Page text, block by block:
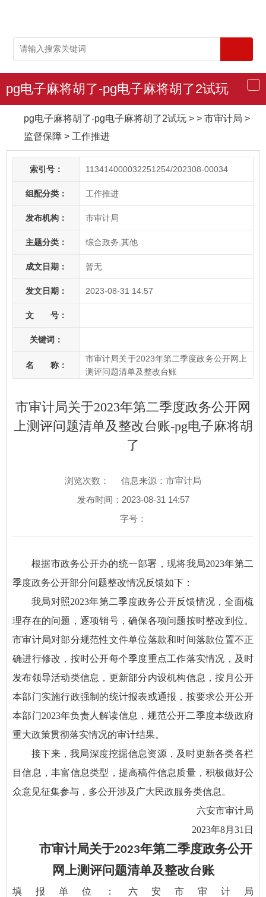
导
航
pg电子麻将胡了-pg电子麻将胡了2试玩
pg电子麻将胡了-pg电子麻将胡了2试玩 > > 市审计局 >
监督保障 > 工作推进
索引号： 113414000032251254/202308-00034
组配分类： 工作推进
发布机构： 市审计局
主题分类： 综合政务,其他
成文日期： 暂无
发文日期： 2023-08-31 14:57
文 号：
关键词：
名 称：
市审计局关于2023年第二季度政务公开网上
测评问题清单及整改台账
市审计局关于2023年第二季度政务公开网
上测评问题清单及整改台账-pg电子麻将胡
了
浏览次数：
信息来源：市审计局
发布时间：2023-08-31 14:57
字号：
根据市政务公开办的统一部署，现将我局2023年第二
季度政务公开部分问题整改情况反馈如下：
我局对照2023年第二季度政务公开反馈情况，全面梳
理存在的问题，逐项销号，确保各项问题按时整改到位。
市审计局对部分规范性文件单位落款和时间落款位置不正
确进行修改，按时公开每个季度重点工作落实情况，及时
发布领导活动类信息，更新部分内设机构信息，按月公开
本部门实施行政强制的统计报表或通报，按要求公开公开
本部门2023年负责人解读信息，规范公开二季度本级政府
重大政策贯彻落实情况的审计结果。
接下来，我局深度挖掘信息资源，及时更新各类各栏
目信息，丰富信息类型，提高稿件信息质量，积极做好公
众意见征集参与，多公开涉及广大民政服务类信息。
六安市审计局
2023年8月31日
市审计局关于2023年第二季度政务公开
网上测评问题清单及整改台账
填报单位：六安市审计局